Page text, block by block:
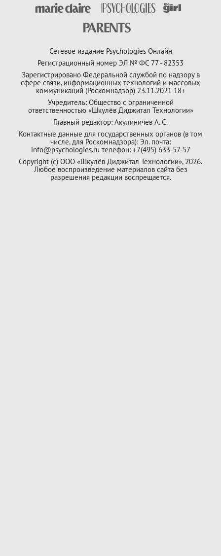
Сетевое издание Psychologies Онлайн
Регистрационный номер ЭЛ № ФС 77 - 82353
Зарегистрировано Федеральной службой по надзору в
сфере связи, информационных технологий и массовых
коммуникаций (Роскомнадзор) 23.11.2021 18+
Учредитель: Общество с ограниченной
ответственностью «Шкулёв Диджитал Технологии»
Главный редактор: Акулиничев А. С.
Контактные данные для государственных органов (в том
числе, для Роскомнадзора): Эл. почта:
info@psychologies.ru телефон: +7(495) 633-57-57
Copyright (с) ООО «Шкулёв Диджитал Технологии», 2026.
Любое воспроизведение материалов сайта без
разрешения редакции воспрещается.